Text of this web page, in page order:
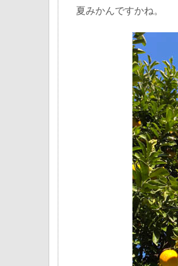
夏みかんですかね。